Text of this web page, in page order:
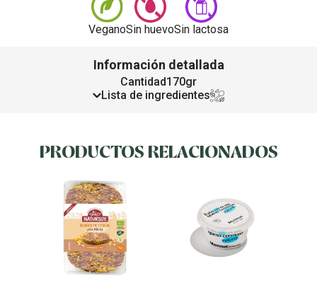
VeganoSin huevoSin lactosa
Información detallada
Cantidad170gr
Lista de ingredientes
PRODUCTOS RELACIONADOS